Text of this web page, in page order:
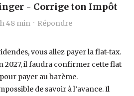
- Corrige ton Impôt
48 min · Répondre
vous allez payer la flat-tax.
2027, il faudra confirmer cette flat
payer au barème.
de savoir à l’avance. Il